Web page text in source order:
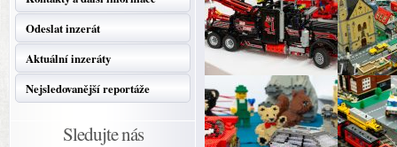
Odeslat inzerát
Aktuální inzeráty
Nejsledovanější reportáže
Sledujte nás